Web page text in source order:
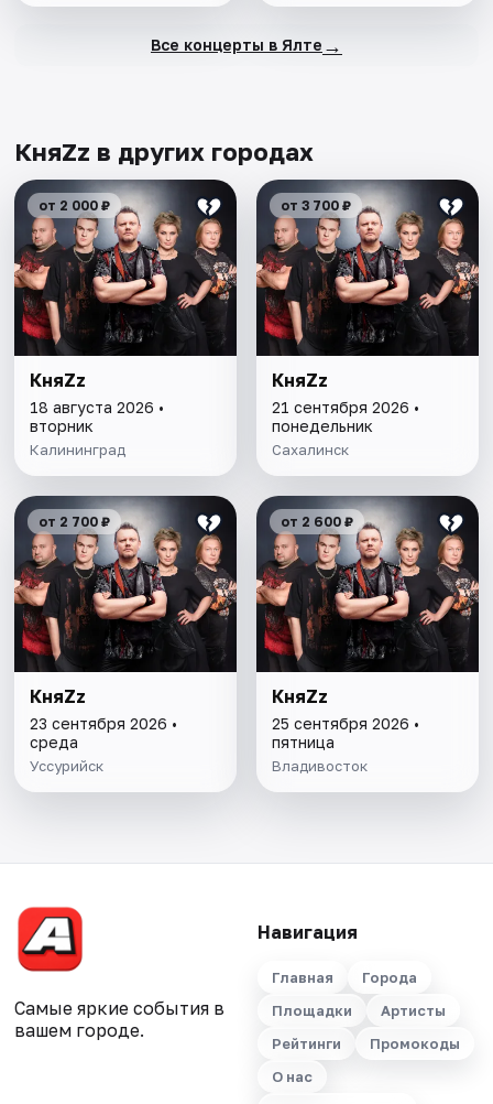
Все концерты в Ялте →
КняZz в других городах
от 2 000 ₽
КняZz
18 августа 2026 •
вторник
Калининград
от 3 700 ₽
КняZz
21 сентября 2026 •
понедельник
Сахалинск
от 2 700 ₽
КняZz
23 сентября 2026 •
среда
Уссурийск
от 2 600 ₽
КняZz
25 сентября 2026 •
пятница
Владивосток
Самые яркие события в
вашем городе.
Навигация
Главная
Города
Площадки
Артисты
Рейтинги
Промокоды
О нас